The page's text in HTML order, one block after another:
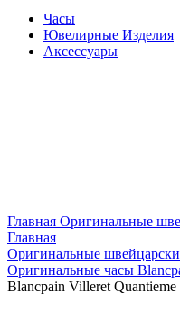
Часы
Ювелирные Изделия
Аксессуары
Главная Оригинальные
Главная
Оригинальные
Оригинальные часы
Blancpain Villeret Quantieme